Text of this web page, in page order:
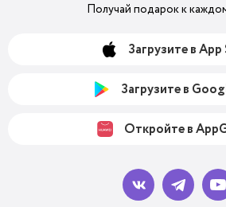
Получай подарок к
Загрузите в
Загрузите в
Откройте в